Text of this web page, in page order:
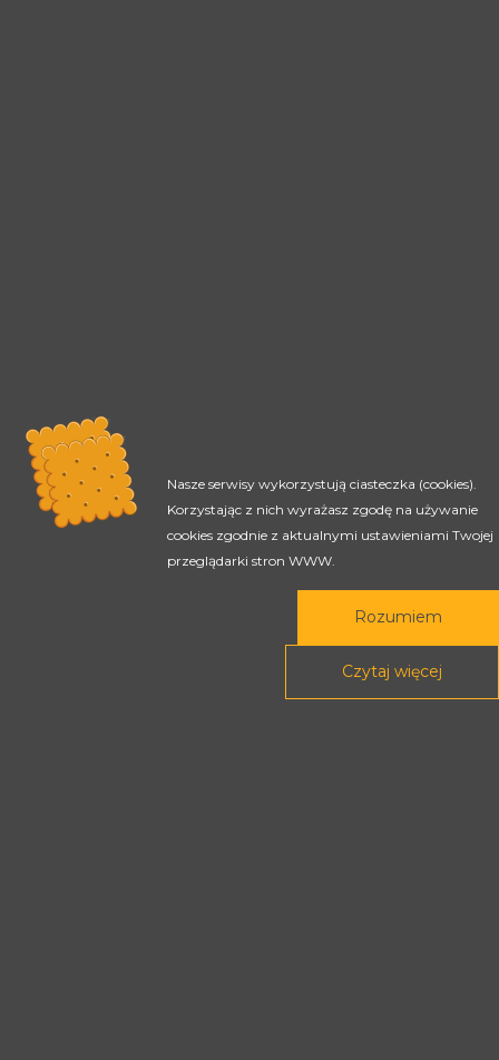
Nasze serwisy wykorzystują ciasteczka (cookies).
Korzystając z nich wyrażasz zgodę na używanie
cookies zgodnie z aktualnymi ustawieniami Twojej
przeglądarki stron WWW.
Rozumiem
Czytaj więcej